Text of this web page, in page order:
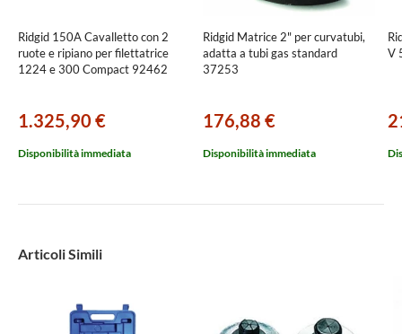
Ridgid 150A Cavalletto con 2
ruote e ripiano per filettatrice
1224 e 300 Compact 92462
1.325,90 €
Disponibilità immediata
Ridgid Matrice 2" per curvatubi,
adatta a tubi gas standard
37253
176,88 €
Disponibilità immediata
V
Articoli Simili